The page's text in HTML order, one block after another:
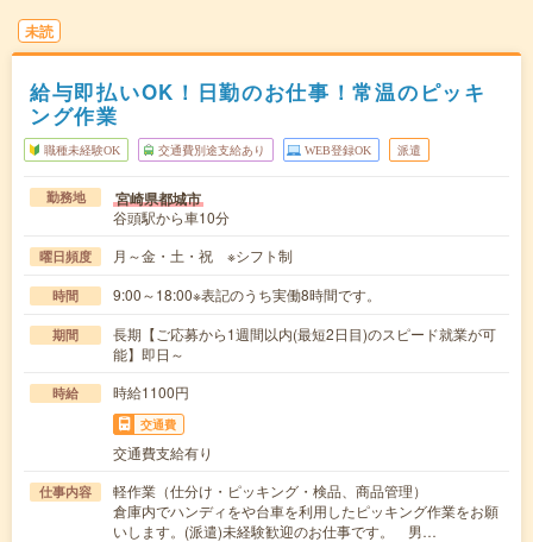
未読
給与即払いOK！日勤のお仕事！常温のピッキ
ング作業
職種未経験OK 交通費別途支給あり WEB登録OK 派遣
勤務地 宮崎県都城市
谷頭駅から車10分
曜日頻度 月～金・土・祝 ※シフト制
時間 9:00～18:00※表記のうち実働8時間です。
期間
長期【ご応募から1週間以内(最短2日目)のスピード就業が可
能】即日～
時給 時給1100円
交通費
交通費支給有り
仕事内容
軽作業（仕分け・ピッキング・検品、商品管理）
倉庫内でハンディをや台車を利用したピッキング作業をお願
いします。(派遣)未経験歓迎のお仕事です。 男…